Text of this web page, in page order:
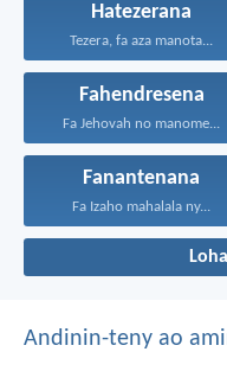
Hatezerana
Tezera, fa aza manota...
Fahendresena
Fa Jehovah no manome...
Fanantenana
Fa Izaho mahalala ny...
Andinin-teny ao